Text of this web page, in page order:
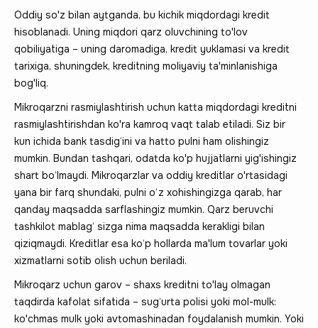
Oddiy so'z bilan aytganda, bu kichik miqdordagi kredit
hisoblanadi. Uning miqdori qarz oluvchining to'lov
qobiliyatiga – uning daromadiga, kredit yuklamasi va kredit
tarixiga, shuningdek, kreditning moliyaviy ta'minlanishiga
bog'liq.
Mikroqarzni rasmiylashtirish uchun katta miqdordagi kreditni
rasmiylashtirishdan ko'ra kamroq vaqt talab etiladi. Siz bir
kun ichida bank tasdig‘ini va hatto pulni ham olishingiz
mumkin. Bundan tashqari, odatda ko'p hujjatlarni yig'ishingiz
shart bo‘lmaydi. Mikroqarzlar va oddiy kreditlar o'rtasidagi
yana bir farq shundaki, pulni o‘z xohishingizga qarab, har
qanday maqsadda sarflashingiz mumkin. Qarz beruvchi
tashkilot mablag‘ sizga nima maqsadda kerakligi bilan
qiziqmaydi. Kreditlar esa ko‘p hollarda ma'lum tovarlar yoki
xizmatlarni sotib olish uchun beriladi.
Mikroqarz uchun garov – shaxs kreditni to'lay olmagan
taqdirda kafolat sifatida – sug‘urta polisi yoki mol-mulk:
ko'chmas mulk yoki avtomashinadan foydalanish mumkin. Yoki